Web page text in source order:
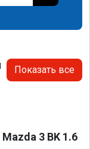
Показать все
3 BK 1.6